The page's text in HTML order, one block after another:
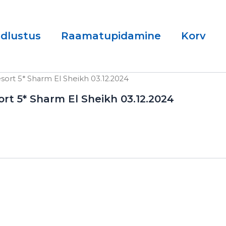
Raamatupidamine Korv
5* Sharm El Sheikh 03.12.2024
5* Sharm El Sheikh 03.12.2024